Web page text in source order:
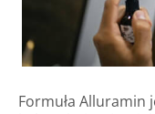
Formuła Alluramin